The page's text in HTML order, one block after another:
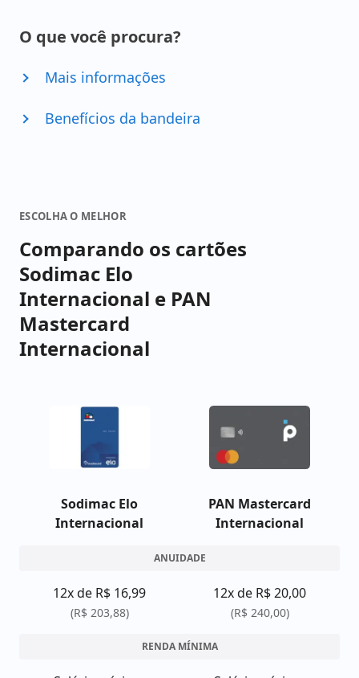
O que você procura?
Mais informações
Benefícios da bandeira
ESCOLHA O MELHOR
Comparando os cartões
Sodimac Elo
Internacional e PAN
Mastercard
Internacional
Sodimac Elo
Internacional
PAN Mastercard
Internacional
ANUIDADE
12x de R$ 16,99
(R$ 203,88)
12x de R$ 20,00
(R$ 240,00)
RENDA MÍNIMA